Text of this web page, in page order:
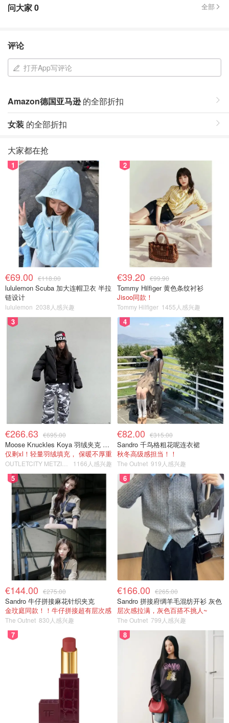
问大家0 全部
评论
打开App写评论
Amazon德国亚马逊的全部折扣
女装 的全部折扣
大家都在抢
1
€69.00 €118.00
lululemon Scuba 加大连帽卫衣 半拉
链设计
lululemon 2038人感兴趣
2
€39.20 €99.90
Tommy Hilfiger 黄色条纹衬衫
Jisoo同款！
Tommy Hilfiger 1455人感兴趣
3
€266.63 €695.00
Moose Knuckles Koya 羽绒夹克 黑色
仅剩xl！轻量羽绒填充， 保暖不厚重
1166人感兴趣
4
€82.00 €315.00
Sandro 千鸟格粗花呢连衣裙
秋冬高级感担当！！
The Outnet 919人感兴趣
5
€144.00 €275.00
Sandro 牛仔拼接麻花针织夹克
金玟庭同款！！牛仔拼接超有层次感
The Outnet 830人感兴趣
6
€166.00 €265.00
Sandro 拼接府绸羊毛混纺开衫 灰色
层次感拉满，灰色百搭不挑人~
The Outnet 799人感兴趣
7 8